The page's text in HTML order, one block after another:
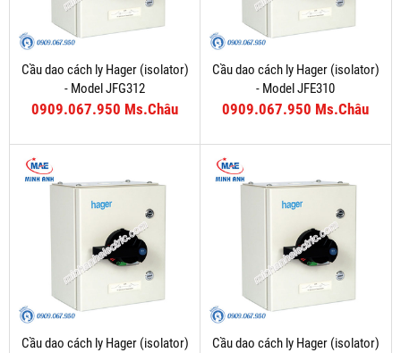
Cầu dao cách ly Hager (isolator)
- Model JFG312
0909.067.950 Ms.Châu
Cầu dao cách ly Hager (isolator)
- Model JFE310
0909.067.950 Ms.Châu
Cầu dao cách ly Hager (isolator)
Cầu dao cách ly Hager (isolator)